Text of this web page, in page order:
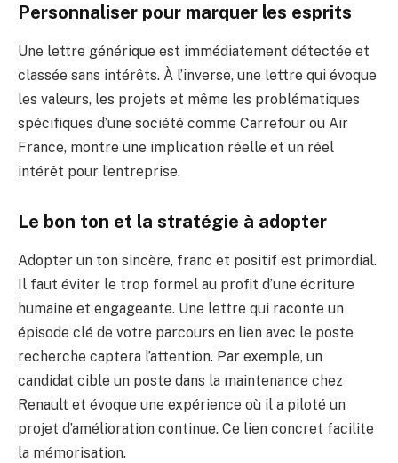
Personnaliser pour marquer les esprits
Une lettre générique est immédiatement détectée et
classée sans intérêts. À l’inverse, une lettre qui évoque
les valeurs, les projets et même les problématiques
spécifiques d’une société comme Carrefour ou Air
France, montre une implication réelle et un réel
intérêt pour l’entreprise.
Le bon ton et la stratégie à adopter
Adopter un ton sincère, franc et positif est primordial.
Il faut éviter le trop formel au profit d’une écriture
humaine et engageante. Une lettre qui raconte un
épisode clé de votre parcours en lien avec le poste
recherche captera l’attention. Par exemple, un
candidat cible un poste dans la maintenance chez
Renault et évoque une expérience où il a piloté un
projet d’amélioration continue. Ce lien concret facilite
la mémorisation.